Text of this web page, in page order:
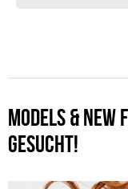
MODELS & NEW
GESUCHT!